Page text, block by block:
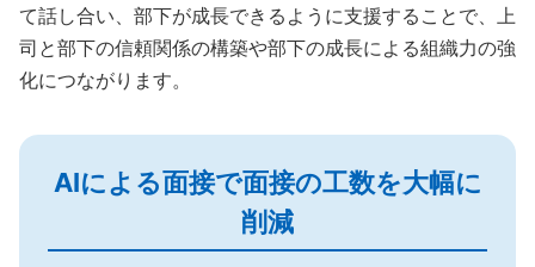
て話し合い、部下が成長できるように支援することで、上
司と部下の信頼関係の構築や部下の成長による組織力の強
化につながります。
AIによる面接で面接の工数を大幅に
削減